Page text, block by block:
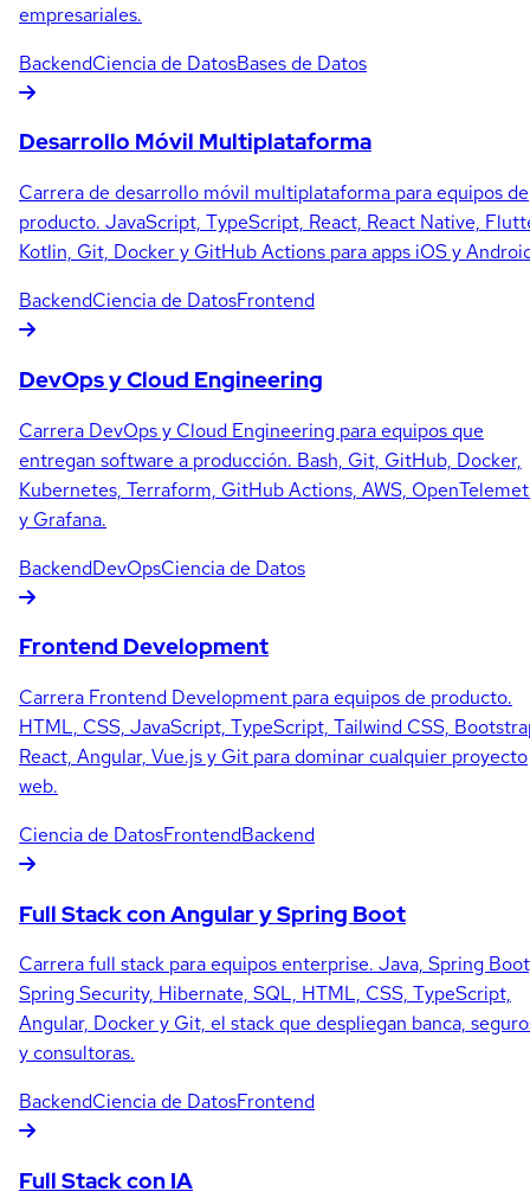
empresariales.
BackendCiencia de DatosBases de Datos
Desarrollo Móvil Multiplataforma
Carrera de desarrollo móvil multiplataforma para equipos de
producto. JavaScript, TypeScript, React, React Native,
Kotlin, Git, Docker y GitHub Actions para apps iOS y
BackendCiencia de DatosFrontend
DevOps y Cloud Engineering
Carrera DevOps y Cloud Engineering para equipos que
entregan software a producción. Bash, Git, GitHub, Docker,
Kubernetes, Terraform, GitHub Actions, AWS,
y Grafana.
BackendDevOpsCiencia de Datos
Frontend Development
Carrera Frontend Development para equipos de producto.
HTML, CSS, JavaScript, TypeScript, Tailwind CSS,
React, Angular, Vue.js y Git para dominar cualquier proyecto
web.
Ciencia de DatosFrontendBackend
Full Stack con Angular y Spring Boot
Carrera full stack para equipos enterprise. Java, Spring
Spring Security, Hibernate, SQL, HTML, CSS, TypeScript,
Angular, Docker y Git, el stack que despliegan banca,
y consultoras.
BackendCiencia de DatosFrontend
Full Stack con IA